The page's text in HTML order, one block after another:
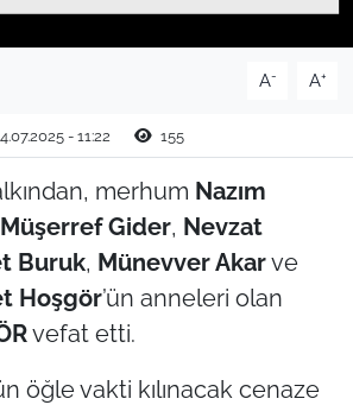
A- A+
- 11:22 155
merhum Nazım
Müşerref Gider, Nevzat
Buruk, Münevver Akarve
Hoşgör’ün anneleri olan
vefat etti.
öğle vakti kılınacak cenaze